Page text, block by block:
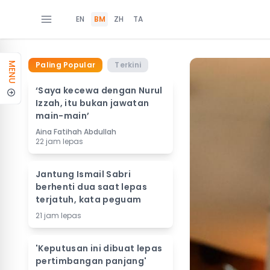
EN BM ZH TA
MENU Paling Popular Terkini
‘Saya kecewa dengan Nurul
Izzah, itu bukan jawatan
main-main’
Aina Fatihah Abdullah
22 jam lepas
Jantung Ismail Sabri
berhenti dua saat lepas
terjatuh, kata peguam
21 jam lepas
'Keputusan ini dibuat lepas
pertimbangan panjang'